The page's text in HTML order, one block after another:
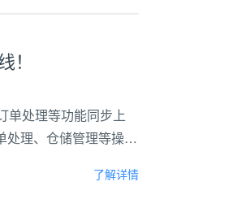
单处理等功能同步上
处理、仓储管理等操
了解详情